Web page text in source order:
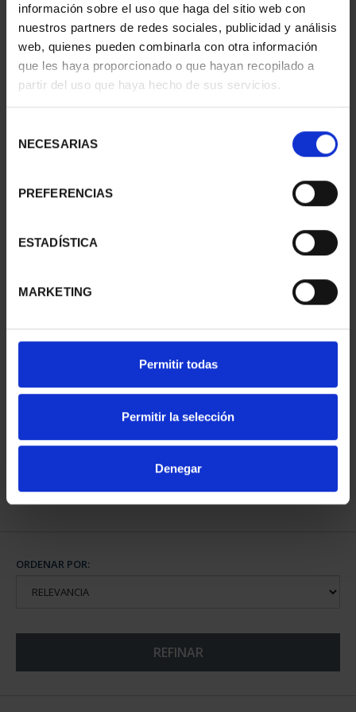
información sobre el uso que haga del sitio web con
nuestros partners de redes sociales, publicidad y análisis
web, quienes pueden combinarla con otra información
que les haya proporcionado o que hayan recopilado a
partir del uso que haya hecho de sus servicios.
NECESARIAS
PREFERENCIAS
ESTADÍSTICA
MARKETING
Permitir todas
Permitir la selección
Denegar
425 ANIV VELÁZQUEZ
610,00 €
PROCLAMACIÓN FELIPE
140,00 €
PROCLAMACIÓN FELIPE
VI (2024) CINCUENTÍN
ORDENAR POR:
REFINAR